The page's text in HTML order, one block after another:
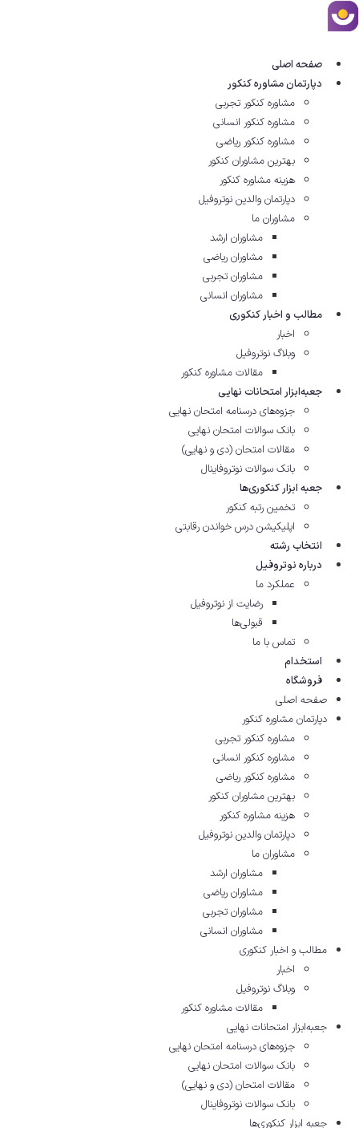
صفحه اصلی
دپارتمان مشاوره کنکور
مشاوره کنکور تجربی
مشاوره کنکور انسانی
مشاوره کنکور ریاضی
بهترین مشاوران کنکور
هزینه مشاوره کنکور
دپارتمان والدین نوتروفیل
مشاوران ما
مشاوران ارشد
مشاوران ریاضی
مشاوران تجربی
مشاوران انسانی
مطالب و اخبار کنکوری
اخبار
وبلاگ نوتروفیل
مقالات مشاوره‌ کنکور
جعبه‌ابزار امتحانات نهایی
جزوه‌های درسنامه امتحان نهایی
بانک سوالات امتحان نهایی
مقالات امتحان (دی و نهایی)
بانک سوالات نوتروفاینال
جعبه ابزار کنکوری‌ها
تخمین رتبه کنکور
اپلیکیشن درس خواندن رقابتی
انتخاب رشته
درباره نوتروفیل
عملکرد ما
رضایت از نوتروفیل
قبولی‌ها
تماس با ما
استخدام
فروشگاه
صفحه اصلی
دپارتمان مشاوره کنکور
مشاوره کنکور تجربی
مشاوره کنکور انسانی
مشاوره کنکور ریاضی
بهترین مشاوران کنکور
هزینه مشاوره کنکور
دپارتمان والدین نوتروفیل
مشاوران ما
مشاوران ارشد
مشاوران ریاضی
مشاوران تجربی
مشاوران انسانی
مطالب و اخبار کنکوری
اخبار
وبلاگ نوتروفیل
مقالات مشاوره‌ کنکور
جعبه‌ابزار امتحانات نهایی
جزوه‌های درسنامه امتحان نهایی
بانک سوالات امتحان نهایی
مقالات امتحان (دی و نهایی)
بانک سوالات نوتروفاینال
جعبه ابزار کنکوری‌ها